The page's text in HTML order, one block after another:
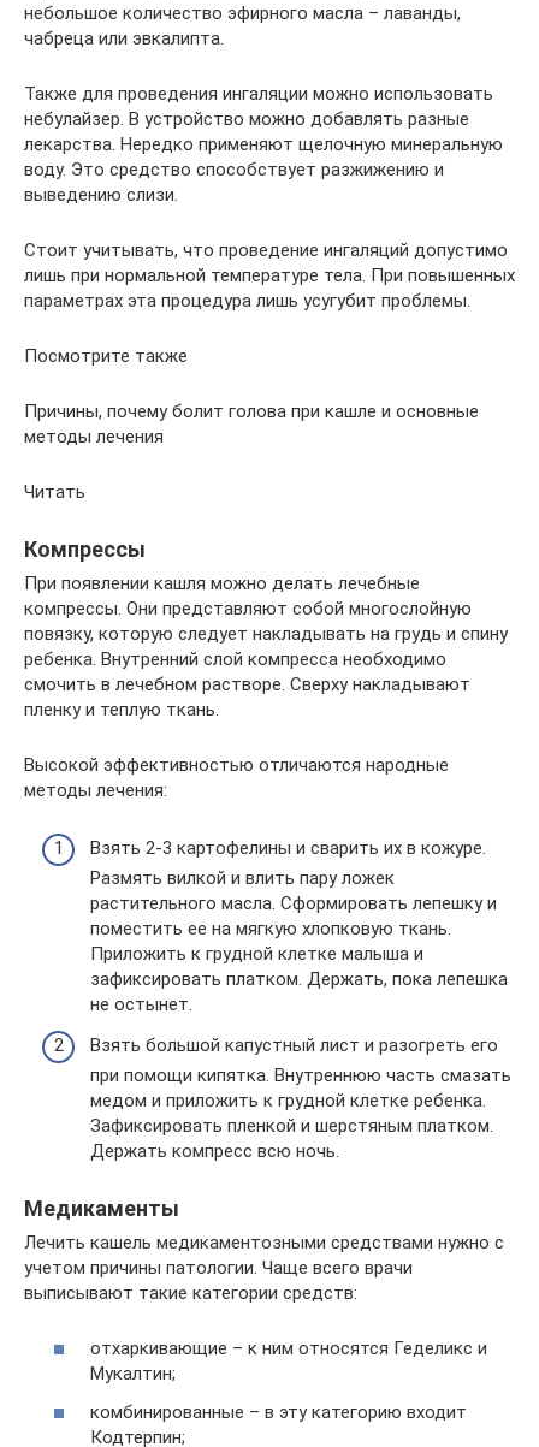
небольшое количество эфирного масла – лаванды,
чабреца или эвкалипта.
Также для проведения ингаляции можно использовать
небулайзер. В устройство можно добавлять разные
лекарства. Нередко применяют щелочную минеральную
воду. Это средство способствует разжижению и
выведению слизи.
Стоит учитывать, что проведение ингаляций допустимо
лишь при нормальной температуре тела. При повышенных
параметрах эта процедура лишь усугубит проблемы.
Посмотрите также
Причины, почему болит голова при кашле и основные
методы лечения
Читать
Компрессы
При появлении кашля можно делать лечебные
компрессы. Они представляют собой многослойную
повязку, которую следует накладывать на грудь и спину
ребенка. Внутренний слой компресса необходимо
смочить в лечебном растворе. Сверху накладывают
пленку и теплую ткань.
Высокой эффективностью отличаются народные
методы лечения:
Взять 2-3 картофелины и сварить их в кожуре.
Размять вилкой и влить пару ложек
растительного масла. Сформировать лепешку и
поместить ее на мягкую хлопковую ткань.
Приложить к грудной клетке малыша и
зафиксировать платком. Держать, пока лепешка
не остынет.
Взять большой капустный лист и разогреть его
при помощи кипятка. Внутреннюю часть смазать
медом и приложить к грудной клетке ребенка.
Зафиксировать пленкой и шерстяным платком.
Держать компресс всю ночь.
Медикаменты
Лечить кашель медикаментозными средствами нужно с
учетом причины патологии. Чаще всего врачи
выписывают такие категории средств:
отхаркивающие – к ним относятся Геделикс и
Мукалтин;
комбинированные – в эту категорию входит
Кодтерпин;